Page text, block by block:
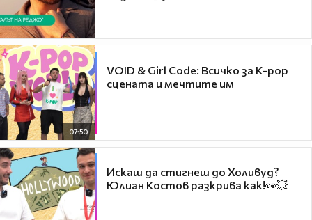
07:50
VOID & Girl Code: Всичко за K-pop
сцената и мечтите им
Искаш да стигнеш до Холивуд?
Юлиан Костов разкрива как!👀💥